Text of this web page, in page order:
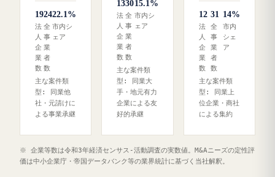
19
法
人
企
業
数
24
全
事
業
者
数
22.1%
市内シ
ェア
主な案件類
型: 同業他
社・元請けに
よる事業承継
13
法
人
企
業
数
30
全
事
業
者
数
15.1%
市内シ
ェア
主な案件類
型: 同業大
手・地元有力
企業による友
好的承継
12
法
人
企
業
数
31
全
事
業
者
数
14%
市内
シェ
ア
主な案件類
型: 同業上
位企業・商社
による集約
※ 企業等数は令和3年経済センサス‐活動調査の実数値。M&Aニーズの定性評
価は中小企業庁・帝国データバンク等の業界統計に基づく当社解釈。